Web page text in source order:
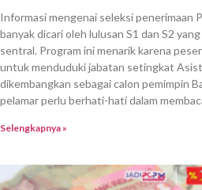
Informasi mengenai seleksi penerimaan
banyak dicari oleh lulusan S1 dan S2
sentral. Program ini menarik karena
untuk menduduki jabatan setingkat
dikembangkan sebagai calon pemimpin
pelamar perlu berhati-hati dalam
Selengkapnya »